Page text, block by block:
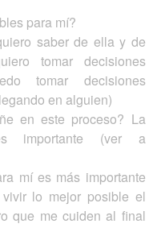
para mí?
saber de ella y de
tomar decisiones
tomar decisiones
en alguien)
en este proceso? La
importante (ver a
mí es más importante
lo mejor posible el
que me cuiden al final